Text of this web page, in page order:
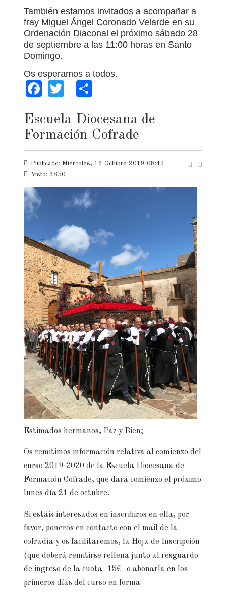
También estamos invitados a acompañar a
fray Miguel Ángel Coronado Velarde en su
Ordenación Diaconal el próximo sábado 28
de septiembre a las 11:00 horas en Santo
Domingo.
Os esperamos a todos.
Facebook
Twitter
Escuela Diocesana de
Formación Cofrade
Publicado: Miércoles, 16 Octubre 2019 08:43
Visto: 6850
Estimados hermanos, Paz y Bien;
Os remitimos información relativa al comienzo del
curso 2019-2020 de la Escuela Diocesana de
Formación Cofrade, que dará comienzo el próximo
lunes día 21 de octubre.
Si estáis interesados en inscribiros en ella, por
favor, poneros en contacto con el mail de la
cofradía y os facilitaremos, la Hoja de Inscripción
(que deberá remitirse rellena junto al resguardo
de ingreso de la cuota -15€- o abonarla en los
primeros días del curso en forma